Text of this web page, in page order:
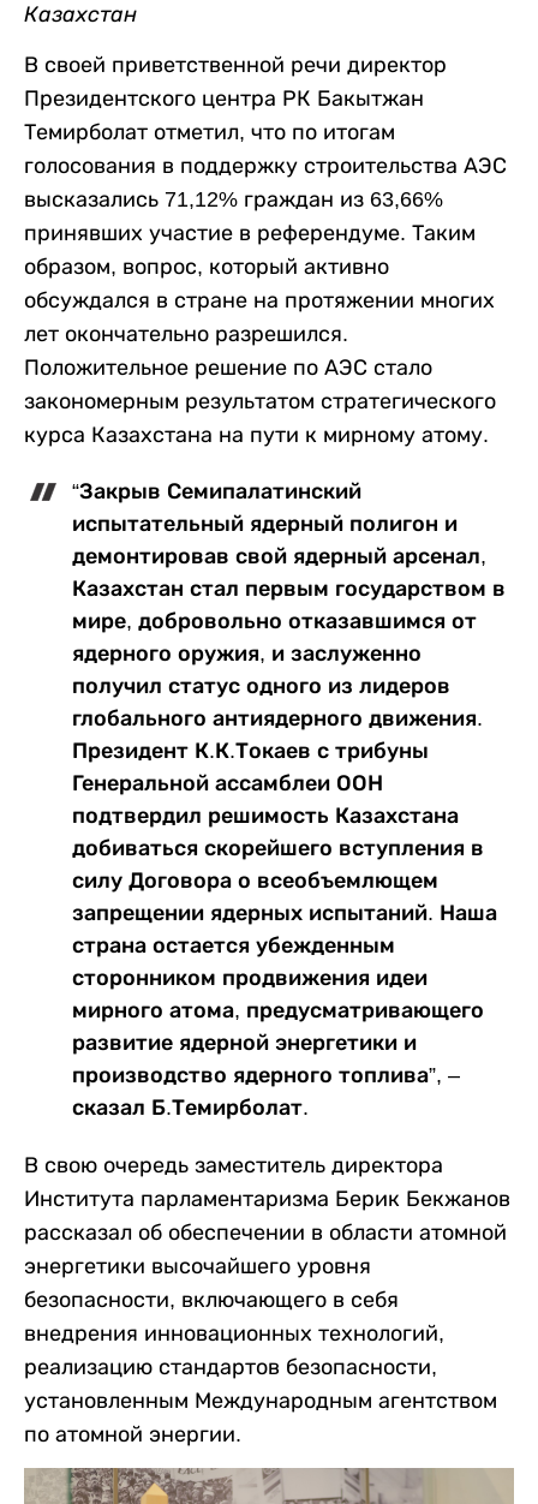
Казахстан
В своей приветственной речи директор
Президентского центра РК Бакытжан
Темирболат отметил, что по итогам
голосования в поддержку строительства АЭС
высказались 71,12% граждан из 63,66%
принявших участие в референдуме. Таким
образом, вопрос, который активно
обсуждался в стране на протяжении многих
лет окончательно разрешился.
Положительное решение по АЭС стало
закономерным результатом стратегического
курса Казахстана на пути к мирному атому.
“Закрыв Семипалатинский
испытательный ядерный полигон и
демонтировав свой ядерный арсенал,
Казахстан стал первым государством в
мире, добровольно отказавшимся от
ядерного оружия, и заслуженно
получил статус одного из лидеров
глобального антиядерного движения.
Президент К.К.Токаев с трибуны
Генеральной ассамблеи ООН
подтвердил решимость Казахстана
добиваться скорейшего вступления в
силу Договора о всеобъемлющем
запрещении ядерных испытаний. Наша
страна остается убежденным
сторонником продвижения идеи
мирного атома, предусматривающего
развитие ядерной энергетики и
производство ядерного топлива”, –
сказал Б.Темирболат.
В свою очередь заместитель директора
Института парламентаризма Берик Бекжанов
рассказал об обеспечении в области атомной
энергетики высочайшего уровня
безопасности, включающего в себя
внедрения инновационных технологий,
реализацию стандартов безопасности,
установленным Международным агентством
по атомной энергии.